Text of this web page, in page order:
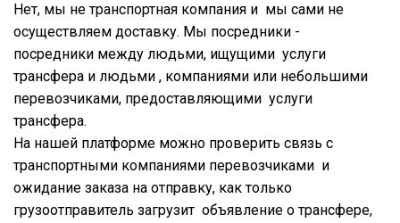
Нет, мы не транспортная компания и мы сами не
осуществляем доставку. Мы посредники -
посредники между людьми, ищущими услуги
трансфера и людьми , компаниями или небольшими
перевозчиками, предоставляющими услуги
трансфера.
На нашей платформе можно проверить связь с
транспортными компаниями перевозчиками и
ожидание заказа на отправку, как только
грузоотправитель загрузит объявление о трансфере,